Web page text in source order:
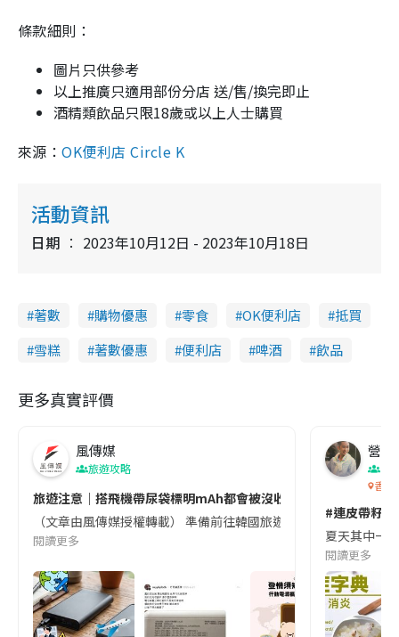
條款細則：
圖片只供參考
以上推廣只適用部份分店 送/售/換完即止
酒精類飲品只限18歲或以上人士購買
來源：OK便利店 Circle K
活動資訊
日期 2023年10月12日 - 2023年10月18日
著數 購物優惠 零食 OK便利店
抵買
雪糕
著數優惠 便利店 啤酒 飲品
更多真實評價
風傳媒
旅遊攻略
旅遊注意｜搭飛機帶尿袋標明mAh都會被沒收😱出發前切記檢查
（文章由風傳媒授權轉載） 準備前往韓國旅遊的民眾，近期要
閱讀更多
營養
香港
#連皮帶籽
夏天其中一
閱讀更多